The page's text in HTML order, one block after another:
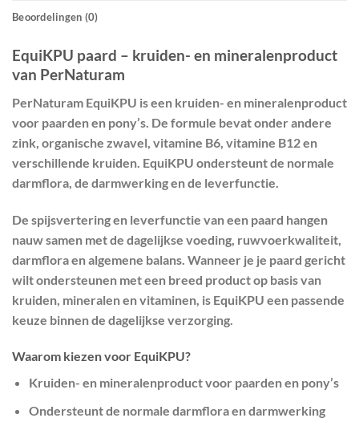
Beoordelingen (0)
EquiKPU paard – kruiden- en mineralenproduct
van PerNaturam
PerNaturam EquiKPU is een kruiden- en mineralenproduct
voor paarden en pony’s. De formule bevat onder andere
zink, organische zwavel, vitamine B6, vitamine B12 en
verschillende kruiden. EquiKPU ondersteunt de normale
darmflora, de darmwerking en de leverfunctie.
De spijsvertering en leverfunctie van een paard hangen
nauw samen met de dagelijkse voeding, ruwvoerkwaliteit,
darmflora en algemene balans. Wanneer je je paard gericht
wilt ondersteunen met een breed product op basis van
kruiden, mineralen en vitaminen, is EquiKPU een passende
keuze binnen de dagelijkse verzorging.
Waarom kiezen voor EquiKPU?
Kruiden- en mineralenproduct voor paarden en pony’s
Ondersteunt de normale darmflora en darmwerking